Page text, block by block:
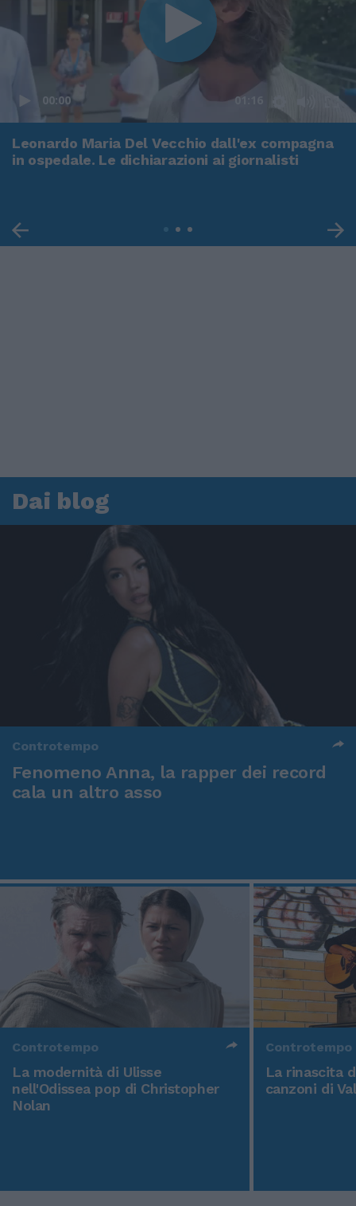
00:00 01:16
Leonardo Maria Del Vecchio dall'ex compagna
in ospedale. Le dichiarazioni ai giornalisti
Dai blog
Controtempo
Fenomeno Anna, la rapper dei record
cala un altro asso
Controtempo
La modernità di Ulisse
nell'Odissea pop di Christopher
Nolan
Controtempo
La rinascita
canzoni di